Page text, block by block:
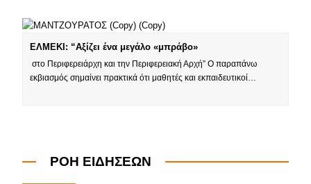
ΕΛΜΕΚΙ: “Αξίζει ένα μεγάλο «μπράβο»
στο Περιφερειάρχη και την Περιφερειακή Αρχή” Ο παραπάνω
εκβιασμός σημαίνει πρακτικά ότι μαθητές και εκπαιδευτικοί…
ΡΟΗ ΕΙΔΗΣΕΩΝ